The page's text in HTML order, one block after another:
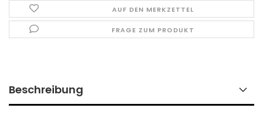
AUF DEN MERKZETTEL
FRAGE ZUM PRODUKT
Beschreibung